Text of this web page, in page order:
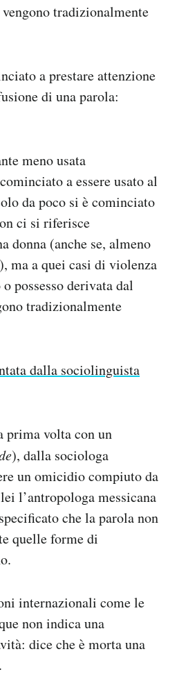
tradizionalmente
a prestare attenzione
di una parola:
meno usata
a essere usato al
da poco si è cominciato
ci si riferisce
donna (anche se, almeno
ma a quei casi di violenza
possesso derivata dal
tradizionalmente
dalla sociolinguista
prima volta con un
), dalla sociologa
un omicidio compiuto da
l’antropologa messicana
che la parolanon
quelle forme di
.
internazionali come le
non indica una
dice che è morta una